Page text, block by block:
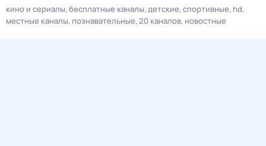
кино и сериалы бесплатные каналы детские спортивные hd
местные каналы познавательные 20 каналов новостные